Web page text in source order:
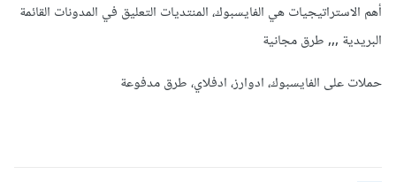
أهم الاستراتيجيات هي الفايسبوك، المنتديات التعليق في المدونات القائمة
البريدية ,,, طرق مجانية
حملات على الفايسبوك، ادوارز، ادفلاي، طرق مدفوعة